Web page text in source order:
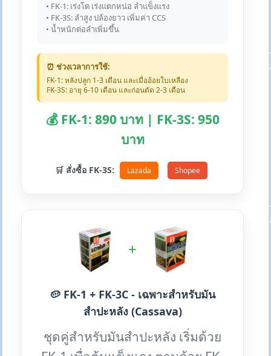
• FK-1: เร่งโต เร่งแตกหน่อ ลำแข็งแรง
• FK-3S: ลำสูง ปล้องยาว เพิ่มค่า CCS
• น้ำหนักต่อลำเพิ่มขึ้น
⏰ ช่วงเวลาการใช้:
FK-1: หลังปลูก 1-3 เดือน และเมื่ออ้อยใบเหลือง
FK-3S: อายุ 6-10 เดือน และก่อนตัด 2-3 เดือน
💰 FK-1: 890 บาท | FK-3S: 950
บาท
🛒 สั่งซื้อ FK-3S: Lazada Shopee
+
🥔 FK-1 + FK-3C - เฉพาะสำหรับมัน
สำปะหลัง (Cassava)
ชุดคู่สำหรับมันสำปะหลัง เริ่มด้วย